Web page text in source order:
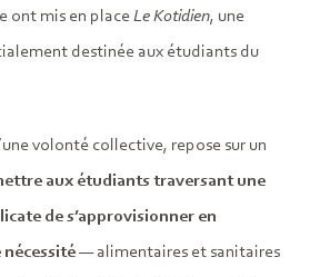
ont mis en placeLe Kotidien, une
destinée aux étudiants du
volonté collective, repose sur un
aux étudiants traversant une
de s’approvisionner en
— alimentaires et sanitaires